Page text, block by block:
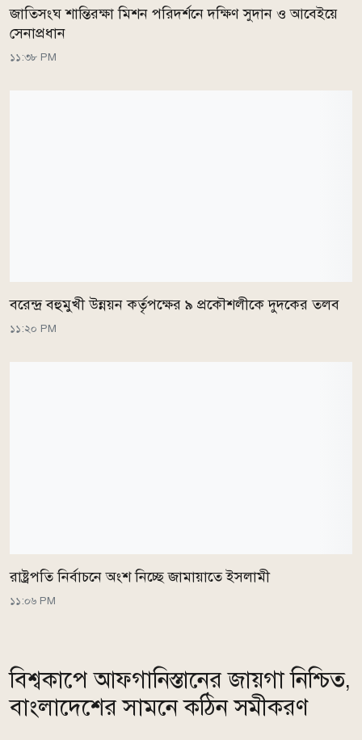
জাতিসংঘ শান্তিরক্ষা মিশন পরিদর্শনে দক্ষিণ সুদান ও আবেইয়ে
সেনাপ্রধান
১১:৩৮ PM
বরেন্দ্র বহুমুখী উন্নয়ন কর্তৃপক্ষের ৯ প্রকৌশলীকে দুদকের তলব
১১:২০ PM
রাষ্ট্রপতি নির্বাচনে অংশ নিচ্ছে জামায়াতে ইসলামী
১১:০৬ PM
বিশ্বকাপে আফগানিস্তানের জায়গা নিশ্চিত,
বাংলাদেশের সামনে কঠিন সমীকরণ